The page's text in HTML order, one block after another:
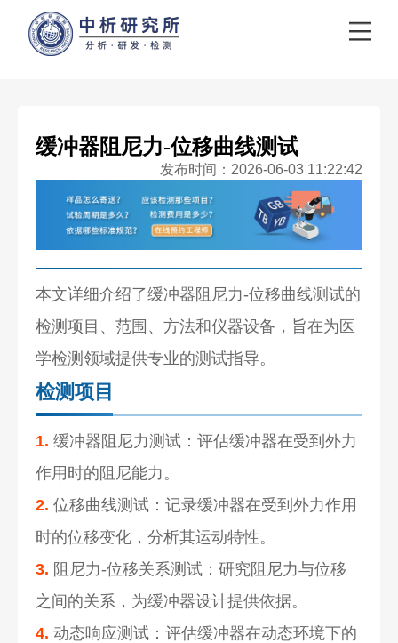
缓冲器阻尼力-位移曲线测试
发布时间：2026-06-03 11:22:42
本文详细介绍了缓冲器阻尼力-位移曲线测试的
检测项目、范围、方法和仪器设备，旨在为医
学检测领域提供专业的测试指导。
检测项目
1. 缓冲器阻尼力测试：评估缓冲器在受到外力
作用时的阻尼能力。
2. 位移曲线测试：记录缓冲器在受到外力作用
时的位移变化，分析其运动特性。
3. 阻尼力-位移关系测试：研究阻尼力与位移
之间的关系，为缓冲器设计提供依据。
4. 动态响应测试：评估缓冲器在动态环境下的